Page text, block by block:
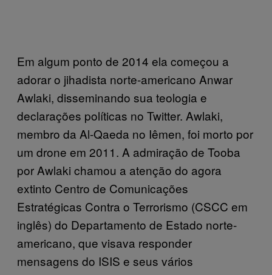
Em algum ponto de 2014 ela começou a
adorar o jihadista norte-americano Anwar
Awlaki, disseminando sua teologia e
declarações políticas no Twitter. Awlaki,
membro da Al-Qaeda no Iêmen, foi morto por
um drone em 2011. A admiração de Tooba
por Awlaki chamou a atenção do agora
extinto Centro de Comunicações
Estratégicas Contra o Terrorismo (CSCC em
inglês) do Departamento de Estado norte-
americano, que visava responder
mensagens do ISIS e seus vários